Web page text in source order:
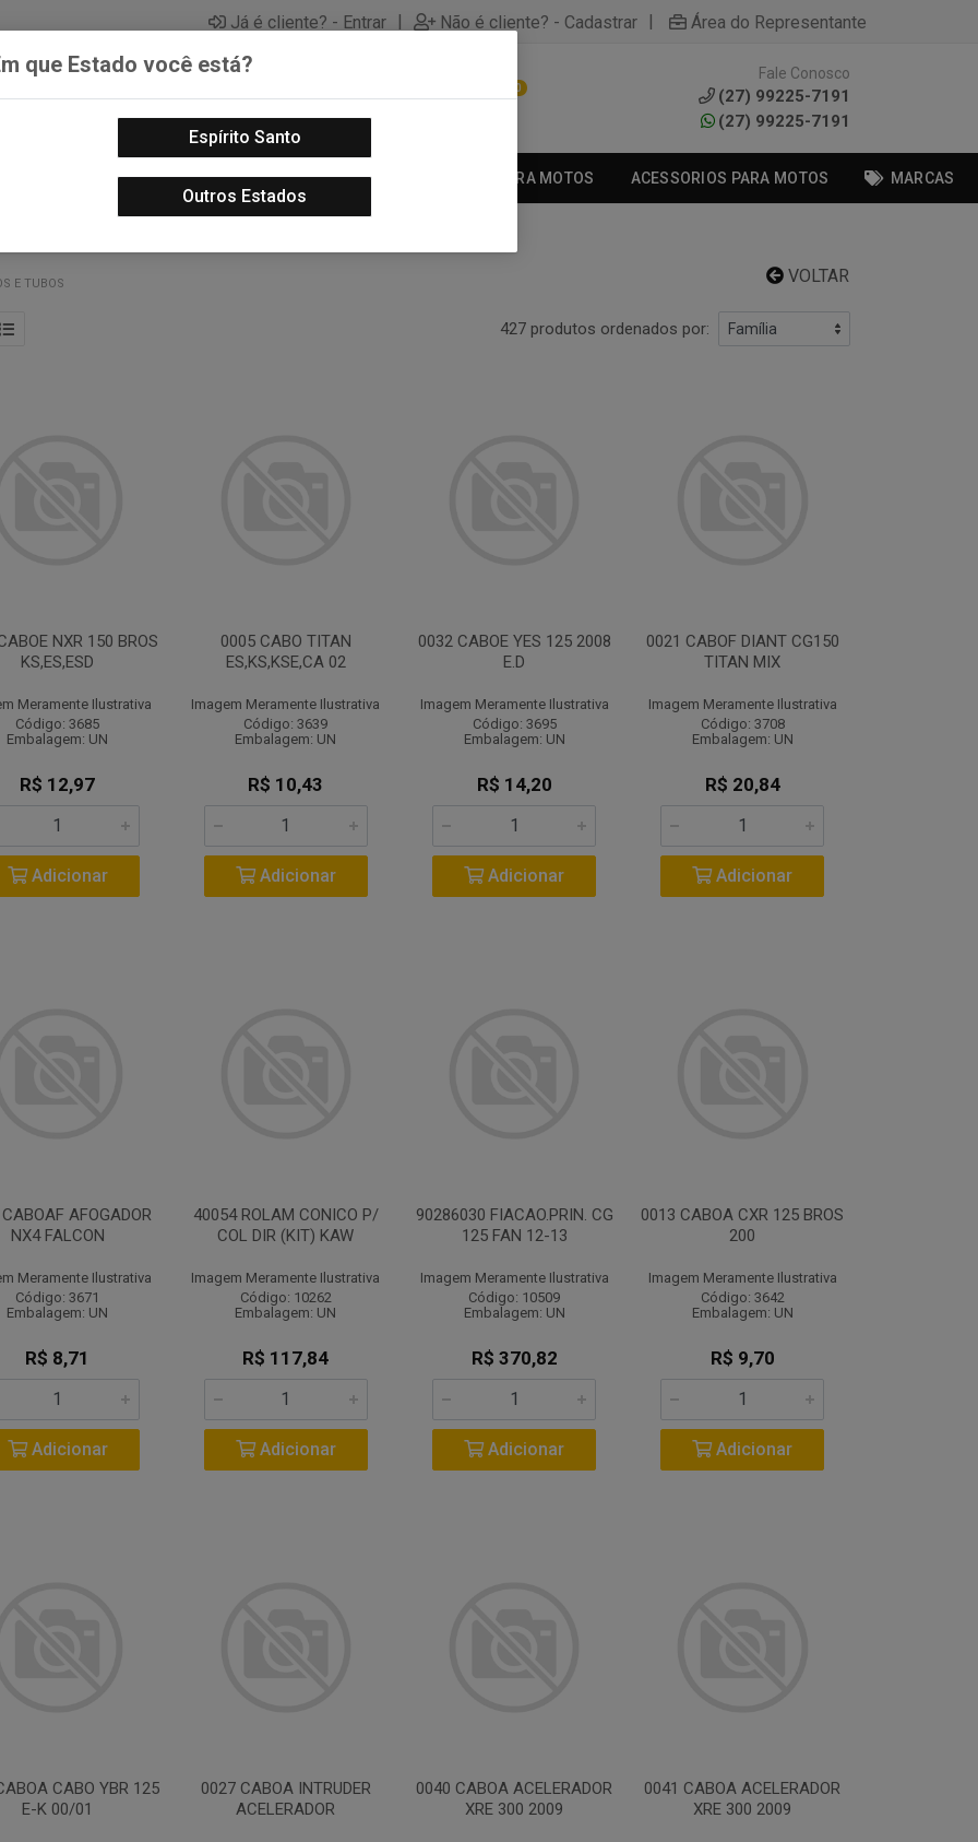
Já é cliente? - Entrar | Não é cliente? - Cadastrar | Área do Representante
0
Fale Conosco
(27) 99225-7191
(27) 99225-7191
AUTOMOTIVAS LUBRIFICANTES PARA MOTOS PECAS PARA MOTOS ACESSORIOS PARA MOTOS MARCAS
VOLTAR
E TUBOS
427 produtos ordenados por:
NXR 150 BROS
KS,ES,ESD
Meramente Ilustrativa
Código: 3685
Embalagem: UN
R$ 12,97
Adicionar
0005 CABO TITAN
ES,KS,KSE,CA 02
Imagem Meramente Ilustrativa
Código: 3639
Embalagem: UN
R$ 10,43
Adicionar
0032 CABOE YES 125 2008
E.D
Imagem Meramente Ilustrativa
Código: 3695
Embalagem: UN
R$ 14,20
Adicionar
0021 CABOF DIANT CG150
TITAN MIX
Imagem Meramente Ilustrativa
Código: 3708
Embalagem: UN
R$ 20,84
Adicionar
AFOGADOR
NX4 FALCON
Meramente Ilustrativa
Código: 3671
Embalagem: UN
R$ 8,71
Adicionar
40054 ROLAM CONICO P/
COL DIR (KIT) KAW
Imagem Meramente Ilustrativa
Código: 10262
Embalagem: UN
R$ 117,84
Adicionar
90286030 FIACAO.PRIN. CG
125 FAN 12-13
Imagem Meramente Ilustrativa
Código: 10509
Embalagem: UN
R$ 370,82
Adicionar
0013 CABOA CXR 125 BROS
200
Imagem Meramente Ilustrativa
Código: 3642
Embalagem: UN
R$ 9,70
Adicionar
CABO YBR 125
E-K 00/01
0027 CABOA INTRUDER
ACELERADOR
0040 CABOA ACELERADOR
XRE 300 2009
0041 CABOA ACELERADOR
XRE 300 2009
que Estado você está?
Espírito Santo
Outros Estados